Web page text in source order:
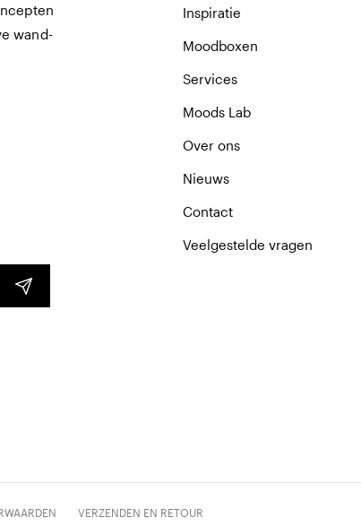
wand-
Inspiratie
Moodboxen
Services
Moods Lab
Over ons
Nieuws
Contact
Veelgestelde vragen
VERZENDEN EN RETOUR